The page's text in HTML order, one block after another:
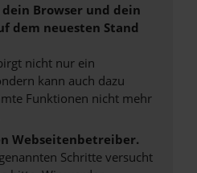
dein Browser und dein
dem neuesten Stand
nicht nur ein
kann auch dazu
Funktionen nicht mehr
Webseitenbetreiber.
Schritte versucht